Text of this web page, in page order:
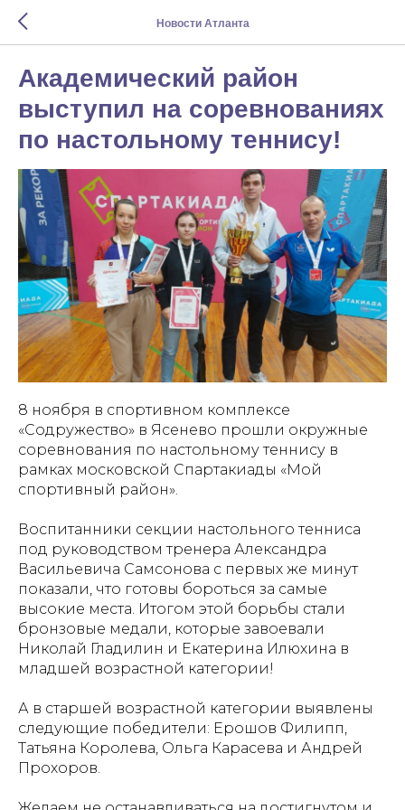
Новости Атланта
Академический район
выступил на соревнованиях
по настольному теннису!
8 ноября в спортивном комплексе
«Содружество» в Ясенево прошли окружные
соревнования по настольному теннису в
рамках московской Спартакиады «Мой
спортивный район».
Воспитанники секции настольного тенниса
под руководством тренера Александра
Васильевича Самсонова с первых же минут
показали, что готовы бороться за самые
высокие места. Итогом этой борьбы стали
бронзовые медали, которые завоевали
Николай Гладилин и Екатерина Илюхина в
младшей возрастной категории!
А в старшей возрастной категории выявлены
следующие победители: Ерошов Филипп,
Татьяна Королева, Ольга Карасева и Андрей
Прохоров.